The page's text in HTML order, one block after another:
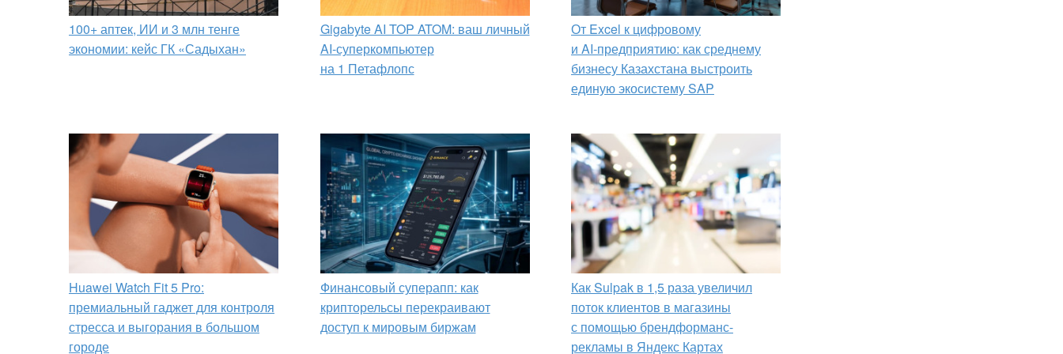
100+ аптек, ИИ и 3 млн тенге
экономии: кейс ГК «Садыхан»
Gigabyte AI TOP ATOM: ваш личный
AI-суперкомпьютер
на 1 Петафлопс
От Excel к цифровому
и AI‑предприятию: как среднему
бизнесу Казахстана выстроить
единую экосистему SAP
Huawei Watch Fit 5 Pro:
премиальный гаджет для контроля
стресса и выгорания в большом
городе
Финансовый суперапп: как
крипторельсы перекраивают
доступ к мировым биржам
Как Sulpak в 1,5 раза увеличил
поток клиентов в магазины
с помощью брендформанс-
рекламы в Яндекс Картах